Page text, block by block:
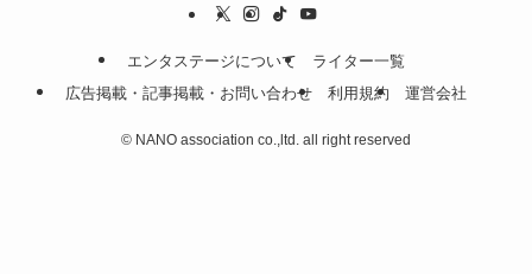
エンタステージについて
ライター一覧
広告掲載・記事掲載・お問い合わせ
利用規約 運営会社
© NANO association co.,ltd. all right reserved